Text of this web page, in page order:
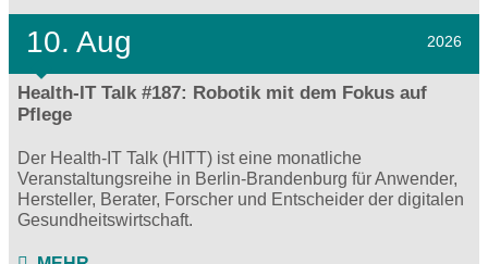
10. Aug 2026
Health-IT Talk #187: Robotik mit dem Fokus auf
Pflege
Der Health-IT Talk (HITT) ist eine monatliche
Veranstaltungsreihe in Berlin-Brandenburg für Anwender,
Hersteller, Berater, Forscher und Entscheider der digitalen
Gesundheitswirtschaft.